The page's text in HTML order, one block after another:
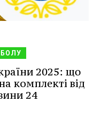
2025: що
комплекті від
24